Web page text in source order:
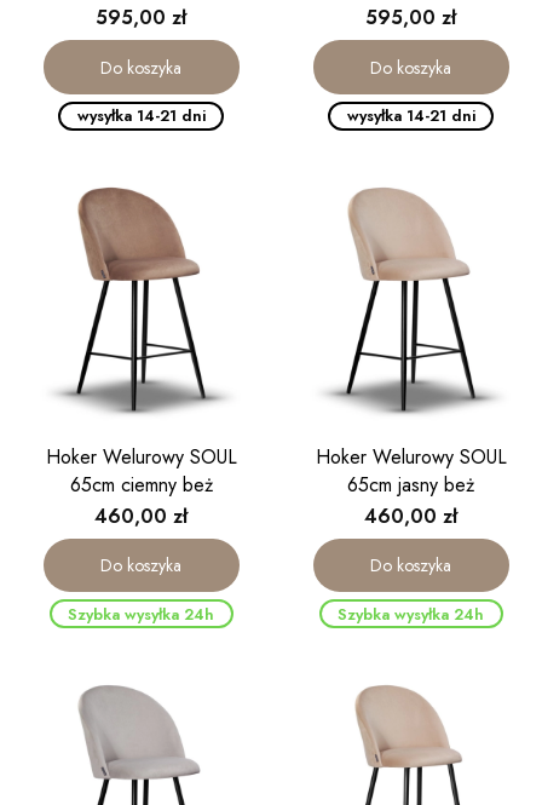
kaszmirowa
Cena
595,00 zł
Do koszyka
wysyłka 14-21 dni
kaszmirowa
Cena
595,00 zł
Do koszyka
wysyłka 14-21 dni
Hoker Welurowy SOUL
65cm ciemny beż
Cena
460,00 zł
Do koszyka
Szybka wysyłka 24h
Hoker Welurowy SOUL
65cm jasny beż
Cena
460,00 zł
Do koszyka
Szybka wysyłka 24h